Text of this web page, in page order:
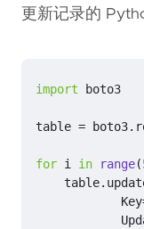
更新记录的
import boto3
table = boto3.
for i in range(
table.
Key